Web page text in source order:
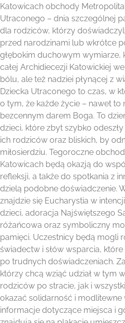
Katowicach obchody
Utraconego – dnia szczególnej
dla rodziców, którzy
przed narodzinami lub wkrótce
głębokim duchowym wymiarze,
całej Archidiecezji Katowickiej
bólu, ale też nadziei płynącej z
Dziecka Utraconego to czas, w
o tym, że każde życie – nawet to
bezcennym darem Boga. To
dzieci, które zbyt szybko
ich rodziców oraz bliskich, by
miłosierdziu. Tegoroczne
Katowicach będą okazją do
refleksji, a także do spotkania z
dzielą podobne doświadczenie.
znajdzie się Eucharystia w
dzieci, adoracja Najświętszego
różańcowa oraz symboliczny
pamięci. Uczestnicy będą mogli
świadectw i słów wsparcia,
po trudnych doświadczeniach.
którzy chcą wziąć udział w tym
rodziców po stracie, jak i
okazać solidarność i modlitewne
informacje dotyczące miejsca i